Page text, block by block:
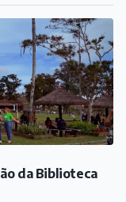
clássicos do